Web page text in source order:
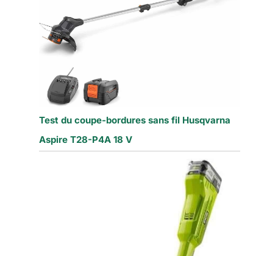
Test du coupe-bordures sans fil Husqvarna
Aspire T28-P4A 18 V